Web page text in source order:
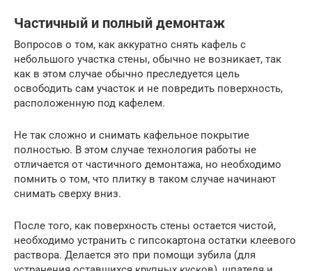
Частичный и полный демонтаж
Вопросов о том, как аккуратно снять кафель с
небольшого участка стены, обычно не возникает, так
как в этом случае обычно преследуется цель
освободить сам участок и не повредить поверхность,
расположенную под кафелем.
Не так сложно и снимать кафельное покрытие
полностью. В этом случае технология работы не
отличается от частичного демонтажа, но необходимо
помнить о том, что плитку в таком случае начинают
снимать сверху вниз.
После того, как поверхность стены остается чистой,
необходимо устранить с гипсокартона остатки клеевого
раствора. Делается это при помощи зубила (для